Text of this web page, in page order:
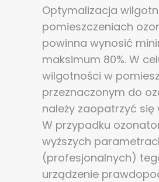
Optymalizacja
pomieszczeniach
powinna wynosić
maksimum 80%. W
wilgotności w
przeznaczonym do
należy zaopatrzyć się
W przypadku
wyższych
(profesjonalnych)
urządzenie